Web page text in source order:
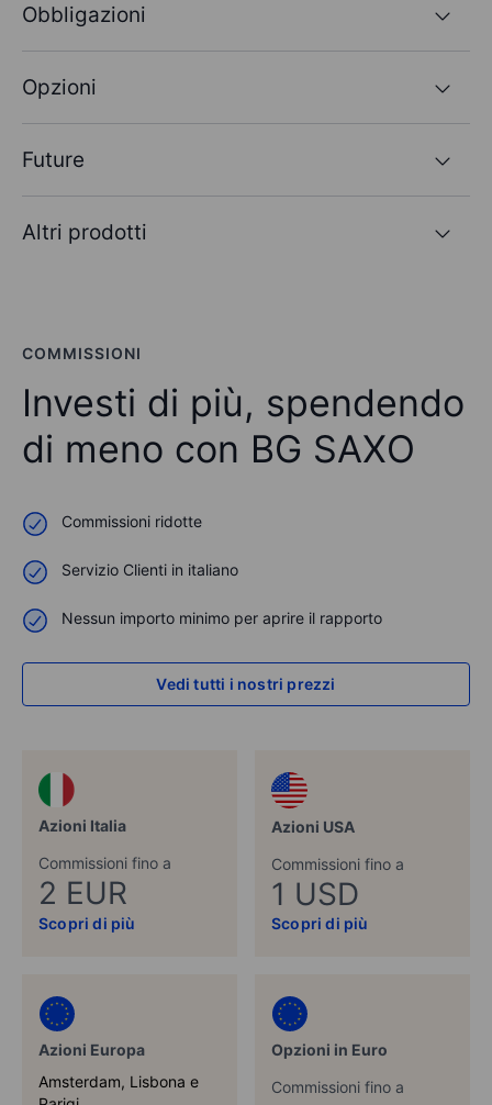
Obbligazioni
Opzioni
Future
Altri prodotti
COMMISSIONI
Investi di più, spendendo
di meno con BG SAXO
Commissioni ridotte
Servizio Clienti in italiano
Nessun importo minimo per aprire il rapporto
Vedi tutti i nostri prezzi
Azioni Italia
Commissioni fino a
2 EUR
Scopri di più
Azioni USA
Commissioni fino a
1 USD
Scopri di più
Azioni Europa
Amsterdam, Lisbona e
Opzioni in Euro
Commissioni fino a